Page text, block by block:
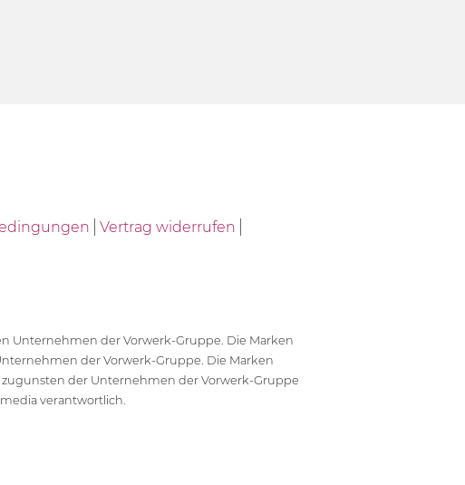
Vertrag widerrufen
Unternehmen der Vorwerk-Gruppe. Die Marken
der Vorwerk-Gruppe. Die Marken
der Unternehmen der Vorwerk-Gruppe
verantwortlich.